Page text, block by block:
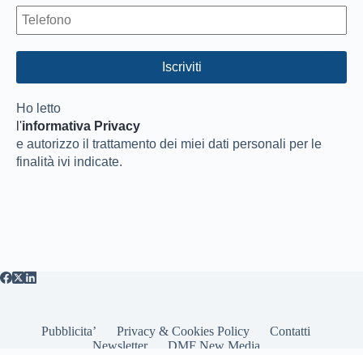
Ho letto
l'informativa Privacy
e autorizzo il trattamento dei miei dati personali per le
finalità ivi indicate.
Pubblicita’ Privacy & Cookies Policy
Contatti
Newsletter
DMF New Media